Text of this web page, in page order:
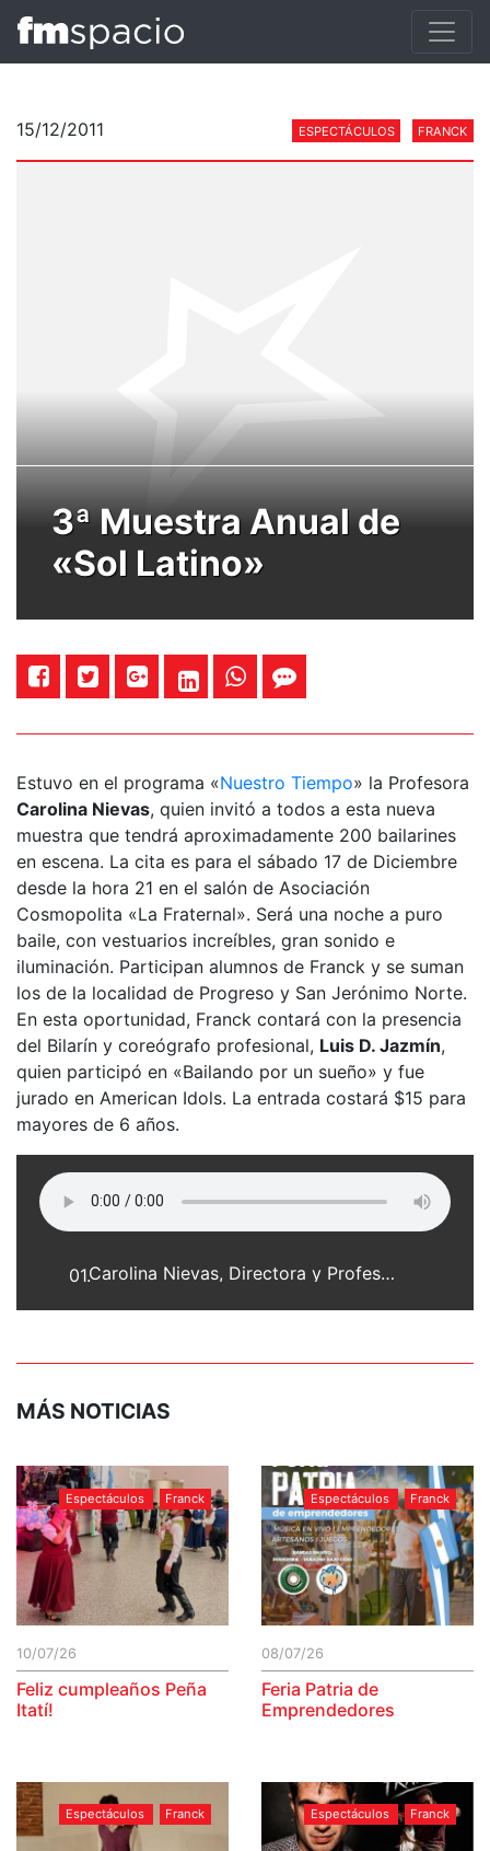
15/12/2011 ESPECTÁCULOS FRANCK
3ª Muestra Anual de
«Sol Latino»
Estuvo en el programa «Nuestro Tiempo» la Profesora
Carolina Nievas, quien invitó a todos a esta nueva
muestra que tendrá aproximadamente 200 bailarines
en escena. La cita es para el sábado 17 de Diciembre
desde la hora 21 en el salón de Asociación
Cosmopolita «La Fraternal». Será una noche a puro
baile, con vestuarios increíbles, gran sonido e
iluminación. Participan alumnos de Franck y se suman
los de la localidad de Progreso y San Jerónimo Norte.
En esta oportunidad, Franck contará con la presencia
del Bilarín y coreógrafo profesional, Luis D. Jazmín,
quien participó en «Bailando por un sueño» y fue
jurado en American Idols. La entrada costará $15 para
mayores de 6 años.
01. Carolina Nievas, Directora y Profesora de Sol Latino
MÁS NOTICIAS
Espectáculos Franck
10/07/26
Feliz cumpleaños Peña
Itatí!
Espectáculos Franck
08/07/26
Feria Patria de
Emprendedores
Espectáculos Franck Espectáculos Franck